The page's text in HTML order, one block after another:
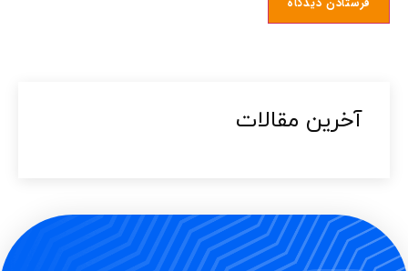
آخرین مقالات​